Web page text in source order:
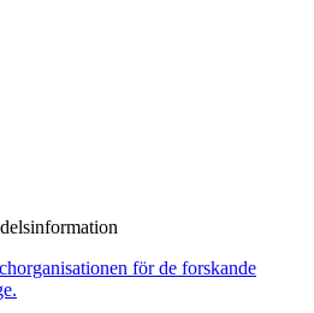
för de forskande